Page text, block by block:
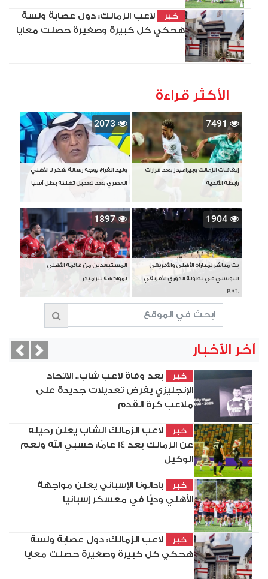
خبر
لاعب الزمالك: دول عصابة ولسة
هحكي كل كبيرة وصغيرة حصلت معايا
الأكثر قراءة
7491
إيقافات الزمالك وبيراميدز بعد قرارات
رابطة الأندية
2073
وليد الفراج يوجه رسالة شكر لـ الأهلي
المصري بعد تعديل تهنئة بطل آسيا
1904
بث مباشر لمباراة الأهلي والأفريقي
التونسي في بطولة الدوري الأفريقي
BAL
1897
المستبعدين من قائمة الأهلي
لمواجهة بيراميدز
آخر الأخبار
خبر
بعد وفاة لاعب شاب.. الاتحاد
الإنجليزي يفرض تعديلات جديدة على
ملاعب كرة القدم
خبر
لاعب الزمالك الشاب يعلن رحيله
عن الزمالك بعد 14 عامًا: حسبي الله ونعم
الوكيل
خبر
بادالونا الإسباني يعلن مواجهة
الأهلي وديًا في معسكر إسبانيا
خبر
لاعب الزمالك: دول عصابة ولسة
هحكي كل كبيرة وصغيرة حصلت معايا
Next